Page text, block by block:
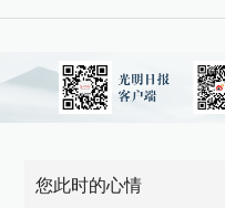
您此时的心情